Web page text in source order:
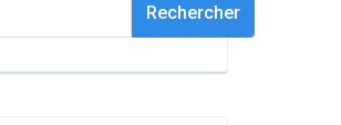
Rechercher